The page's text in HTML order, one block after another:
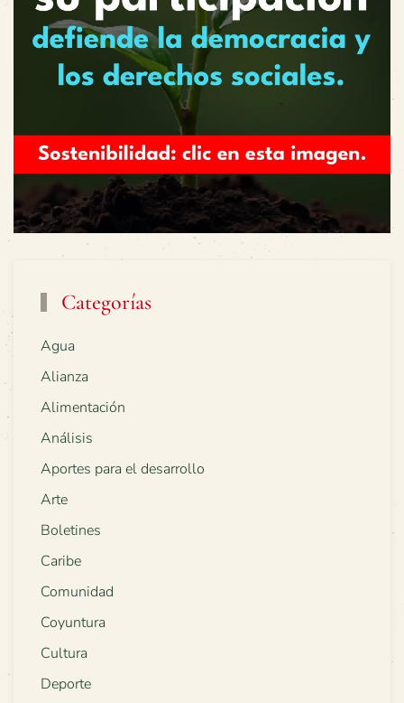
Categorías
Agua
Alianza
Alimentación
Análisis
Aportes para el desarrollo
Arte
Boletines
Caribe
Comunidad
Coyuntura
Cultura
Deporte